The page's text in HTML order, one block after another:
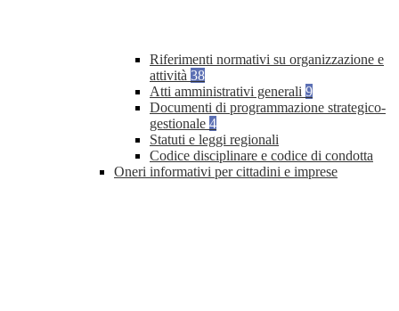
Riferimenti normativi su organizzazione e
attività 38
Atti amministrativi generali 9
Documenti di programmazione strategico-
gestionale 4
Statuti e leggi regionali
Codice disciplinare e codice di condotta
Oneri informativi per cittadini e imprese